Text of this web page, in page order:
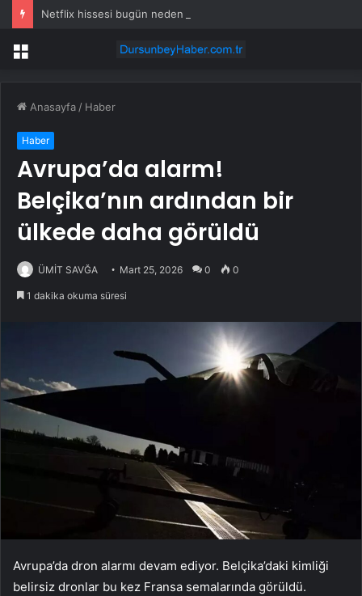
Netflix hissesi bugün neden düşüyor?
Menü
Anasayfa / Haber
Haber
Avrupa’da alarm!
Belçika’nın ardından bir
ülkede daha görüldü
ÜMİT SAVĞA Mart 25, 2026 0 0
1 dakika okuma süresi
Avrupa’da dron alarmı devam ediyor. Belçika’daki kimliği
belirsiz dronlar bu kez Fransa semalarında görüldü.